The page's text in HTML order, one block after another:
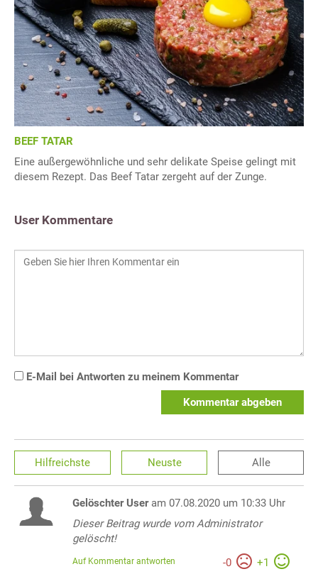
BEEF TATAR
Eine außergewöhnliche und sehr delikate Speise gelingt mit
diesem Rezept. Das Beef Tatar zergeht auf der Zunge.
User Kommentare
E-Mail bei Antworten zu meinem Kommentar
Kommentar abgeben
Hilfreichste Neuste Alle
Gelöschter User am 07.08.2020 um 10:33 Uhr
Dieser Beitrag wurde vom Administrator
gelöscht!
-0 +1
Auf Kommentar antworten